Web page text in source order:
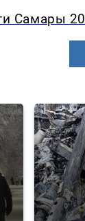
Самары